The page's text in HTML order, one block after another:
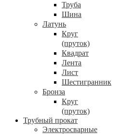
Труба
Шина
Латунь
Круг
(пруток)
Квадрат
Лента
Лист
Шестигранник
Бронза
Круг
(пруток)
Трубный прокат
Электросварные